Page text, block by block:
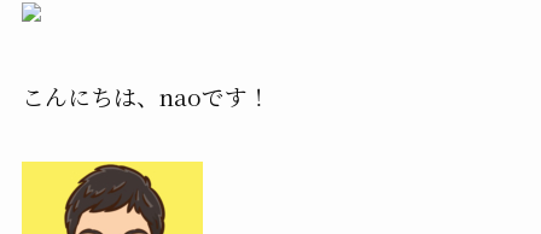
こんにちは、naoです！